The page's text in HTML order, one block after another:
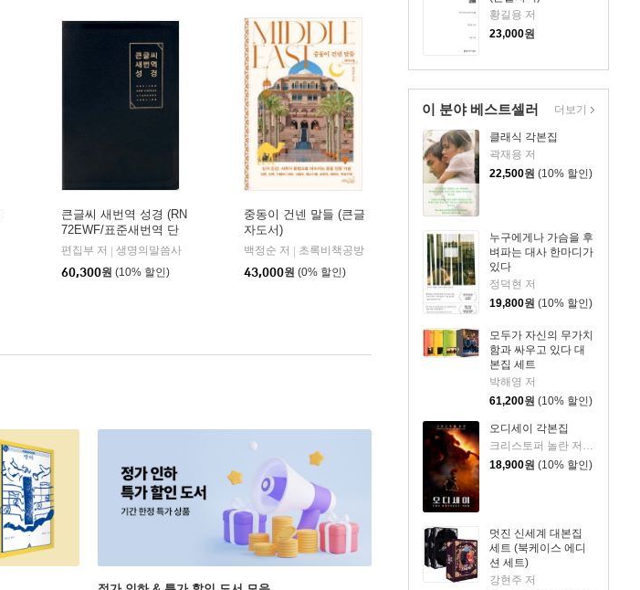
황길용 저
23,000원
이 분야 베스트셀러
클래식 각본집
곽재용 저
22,500원 (10% 할인)
누구에게나 가슴을 후
벼파는 대사 한마디가
있다
정덕현 저
19,800원 (10% 할인)
모두가 자신의 무가치
함과 싸우고 있다 대
본집 세트
박해영 저
61,200원 (10% 할인)
오디세이 각본집
18,900원 (10% 할인)
멋진 신세계 대본집
세트 (북케이스 에디
션 세트)
강현주 저
더보기
큰글씨 새번역 성경 (RN
72EWF/표준새번역 단
본/무지퍼/천연우피/반
달 색인/주석 없음/검정)
편집부 저
생명의말씀사
60,300원 (10% 할인)
중동이 건넨 말들 (큰글
자도서)
백정순 저
초록비책공방
43,000원 (0% 할인)